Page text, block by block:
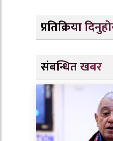
प्रतिक्रिया
संबन्धित खबर